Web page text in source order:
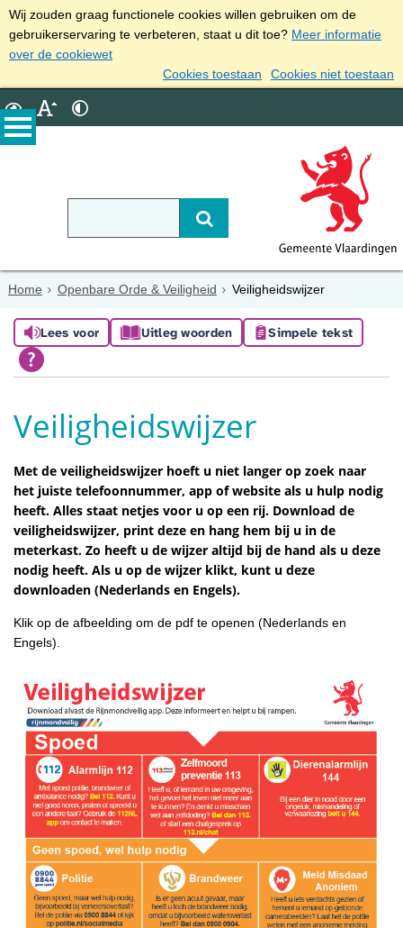
Wij zouden graag functionele cookies willen gebruiken om de
gebruikerservaring te verbeteren, staat u dit toe? Meer informatie
over de cookiewet
Cookies toestaan
Cookies niet toestaan
Home Openbare Orde & Veiligheid Veiligheidswijzer
Lees voor Uitleg woorden Simpele tekst
Veiligheidswijzer
Met de veiligheidswijzer hoeft u niet langer op zoek naar
het juiste telefoonnummer, app of website als u hulp nodig
heeft. Alles staat netjes voor u op een rij. Download de
veiligheidswijzer, print deze en hang hem bij u in de
meterkast. Zo heeft u de wijzer altijd bij de hand als u deze
nodig heeft. Als u op de wijzer klikt, kunt u deze
downloaden (Nederlands en Engels).
Klik op de afbeelding om de pdf te openen (Nederlands en
Engels).